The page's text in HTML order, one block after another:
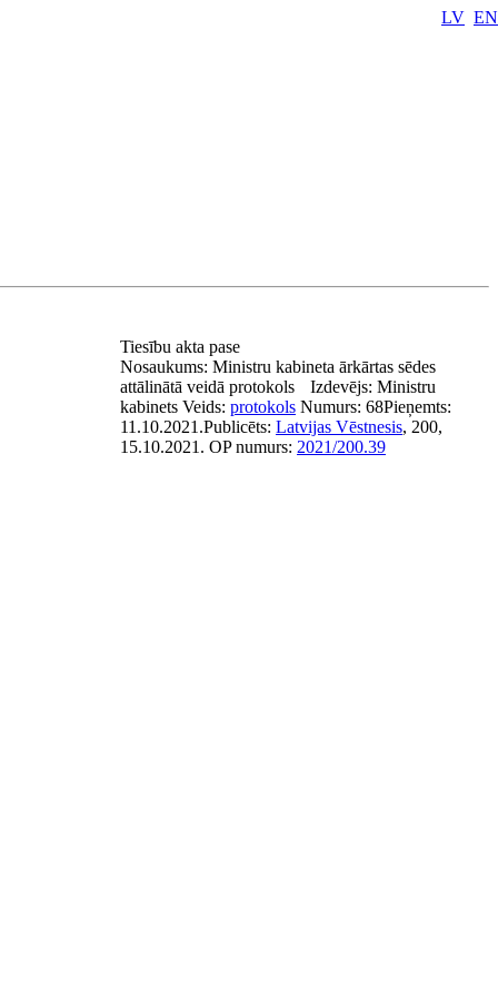
LV EN
Tiesību akta pase
Nosaukums: Ministru kabineta ārkārtas sēdes
attālinātā veidā protokols
Izdevējs: Ministru
kabinets Veids: protokols Numurs: 68Pieņemts:
11.10.2021.Publicēts: Latvijas Vēstnesis, 200,
15.10.2021. OP numurs: 2021/200.39